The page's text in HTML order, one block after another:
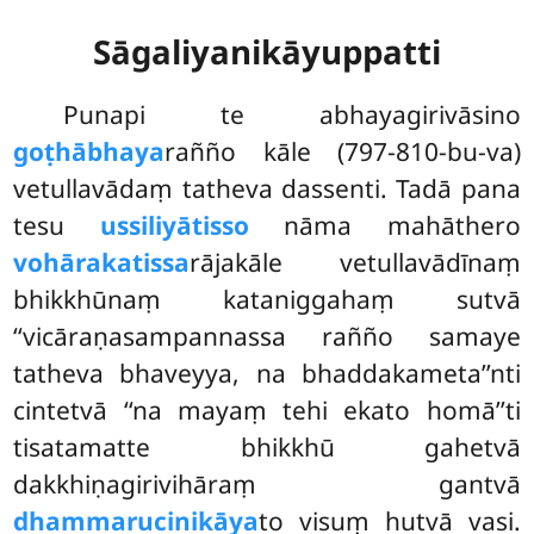
Sāgaliyanikāyuppatti
Punapi te abhayagirivāsino
goṭhābhayarañño kāle (797-810-bu-va)
vetullavādaṃ tatheva dassenti. Tadā pana
tesu ussiliyātisso nāma mahāthero
vohārakatissarājakāle vetullavādīnaṃ
bhikkhūnaṃ kataniggahaṃ sutvā
‘‘vicāraṇasampannassa rañño samaye
tatheva bhaveyya, na bhaddakameta’’nti
cintetvā ‘‘na mayaṃ tehi ekato homā’’ti
tisatamatte bhikkhū gahetvā
dakkhiṇagirivihāraṃ gantvā
dhammarucinikāyato visuṃ hutvā vasi.